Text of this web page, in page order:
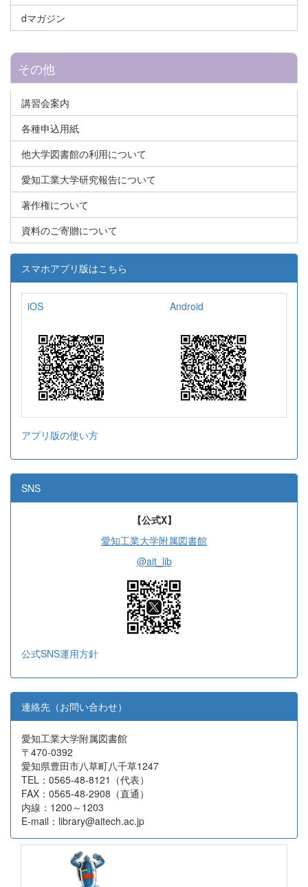
dマガジン
その他
講習会案内
各種申込用紙
他大学図書館の利用について
愛知工業大学研究報告について
著作権について
資料のご寄贈について
スマホアプリ版はこちら
iOS Android
アプリ版の使い方
SNS
【公式X】
愛知工業大学附属図書館
@ait_lib
公式SNS運用方針
連絡先（お問い合わせ）
愛知工業大学附属図書館
〒470-0392
愛知県豊田市八草町八千草1247
TEL：0565-48-8121（代表）
FAX：0565-48-2908（直通）
内線：1200～1203
E-mail：library@aitech.ac.jp